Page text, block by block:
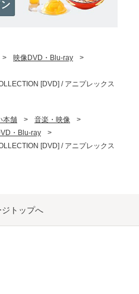
> 映像DVD・Blu-ray
>
[DVD] / アニプレックス
本舗 > 音楽・映像
>
・Blu-ray
>
[DVD] / アニプレックス
ジトップへ